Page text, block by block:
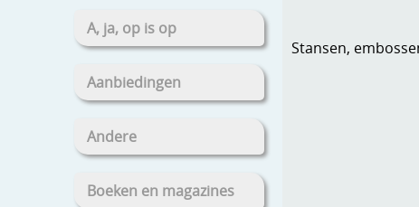
A, ja, op is op
Aanbiedingen
Andere
Boeken en magazines
Stansen,